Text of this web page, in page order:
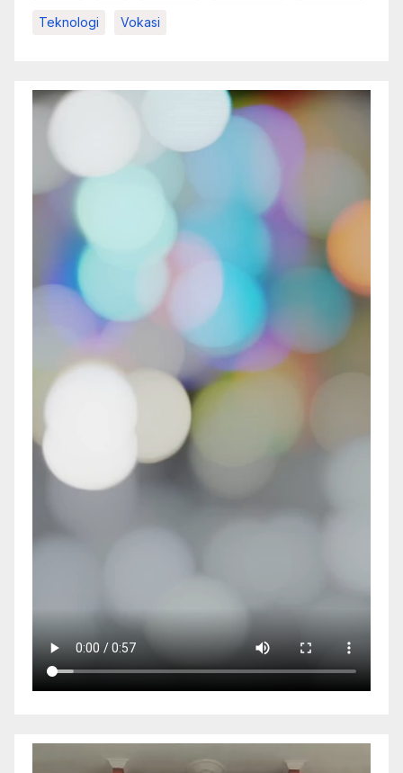
Teknologi Vokasi